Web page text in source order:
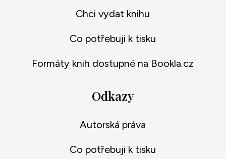
Chci vydat knihu
Co potřebuji k tisku
Formáty knih dostupné na Bookla.cz
Odkazy
Autorská práva
Co potřebuji k tisku